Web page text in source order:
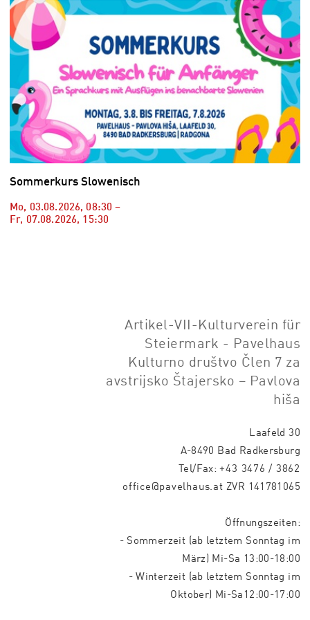
Sommerkurs Slowenisch
Mo, 03.08.2026, 08:30 –
Fr, 07.08.2026, 15:30
Artikel-VII-Kulturverein für
Steiermark - Pavelhaus
Kulturno društvo Člen 7 za
avstrijsko Štajersko – Pavlova
hiša
Laafeld 30
A-8490 Bad Radkersburg
Tel/Fax:+43 3476 / 3862
office@pavelhaus.at ZVR 141781065
Öffnungszeiten:
- Sommerzeit (ab letztem Sonntag im
März) Mi-Sa 13:00-18:00
- Winterzeit (ab letztem Sonntag im
Oktober) Mi-Sa12:00-17:00